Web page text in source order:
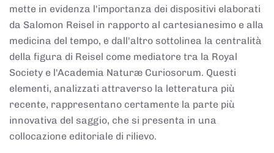
mette in evidenza l'importanza dei dispositivi elaborati
da Salomon Reisel in rapporto al cartesianesimo e alla
medicina del tempo, e dall'altro sottolinea la centralità
della figura di Reisel come mediatore tra la Royal
Society e l'Academia Naturæ Curiosorum. Questi
elementi, analizzati attraverso la letteratura più
recente, rappresentano certamente la parte più
innovativa del saggio, che si presenta in una
collocazione editoriale di rilievo.